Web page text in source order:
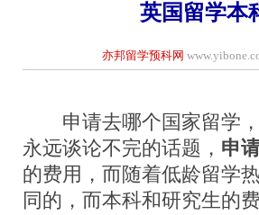
英国留学本
亦邦留学预科网
申请去哪个国家留学，
永远谈论不完的话题， 申
的费用，而随着低龄留学
同的，而本科和研究生的